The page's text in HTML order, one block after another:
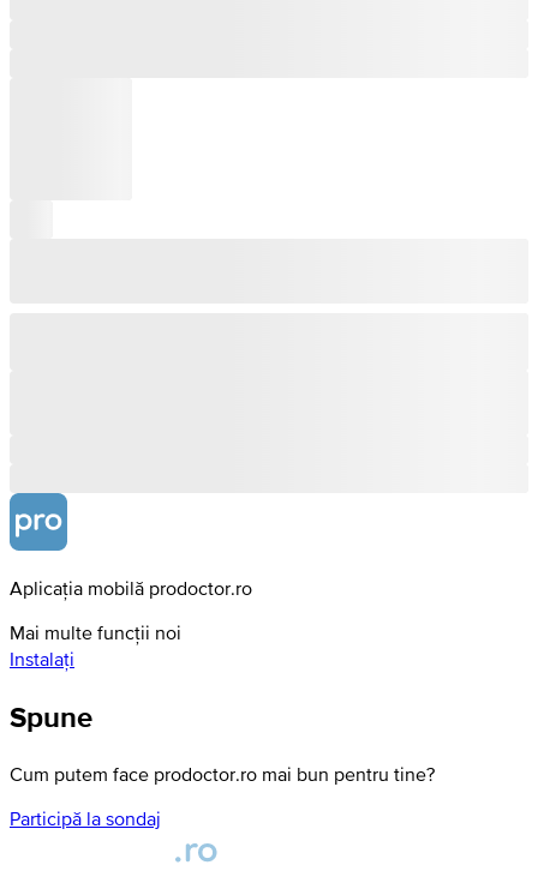
Aplicația mobilă prodoctor.ro
Mai multe funcții noi
Instalați
Spune
Cum putem face prodoctor.ro mai bun pentru tine?
Participă la sondaj